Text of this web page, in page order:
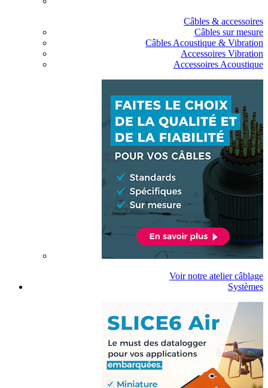
Câbles & accessoires
Câbles sur mesure
Câbles Acoustique & Vibration
Accessoires Vibration
Accessoires Acoustique
Voir notre atelier câblage
Systèmes